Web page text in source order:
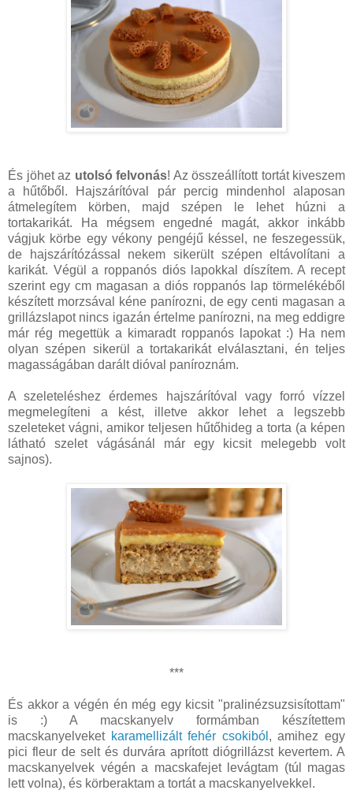
És jöhet az utolsó felvonás! Az összeállított tortát kiveszem
a hűtőből. Hajszárítóval pár percig mindenhol alaposan
átmelegítem körben, majd szépen le lehet húzni a
tortakarikát. Ha mégsem engedné magát, akkor inkább
vágjuk körbe egy vékony pengéjű késsel, ne feszegessük,
de hajszárítózással nekem sikerült szépen eltávolítani a
karikát. Végül a roppanós diós lapokkal díszítem. A recept
szerint egy cm magasan a diós roppanós lap törmelékéből
készített morzsával kéne panírozni, de egy centi magasan a
grillázslapot nincs igazán értelme panírozni, na meg eddigre
már rég megettük a kimaradt roppanós lapokat :) Ha nem
olyan szépen sikerül a tortakarikát elválasztani, én teljes
magasságában darált dióval paníroznám.
A szeleteléshez érdemes hajszárítóval vagy forró vízzel
megmelegíteni a kést, illetve akkor lehet a legszebb
szeleteket vágni, amikor teljesen hűtőhideg a torta (a képen
látható szelet vágásánál már egy kicsit melegebb volt
sajnos).
***
És akkor a végén én még egy kicsit "pralinézsuzsisítottam"
is :) A macskanyelv formámban készítettem
macskanyelveket karamellizált fehér csokiból , amihez egy
pici fleur de selt és durvára aprított diógrillázst kevertem. A
macskanyelvek végén a macskafejet levágtam (túl magas
lett volna), és körberaktam a tortát a macskanyelvekkel.